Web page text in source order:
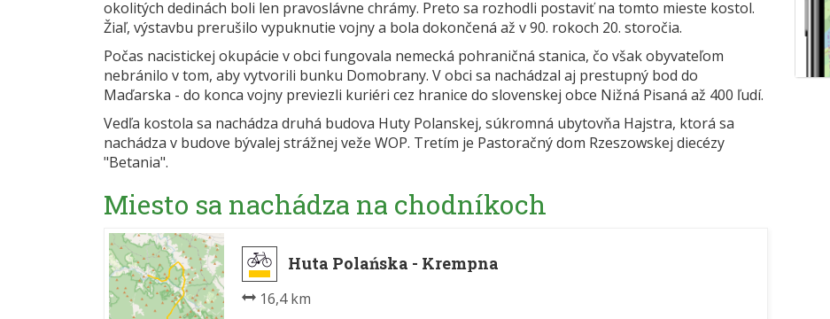
okolitých dedinách boli len pravoslávne chrámy. Preto sa rozhodli postaviť na tomto mieste kostol.
Žiaľ, výstavbu prerušilo vypuknutie vojny a bola dokončená až v 90. rokoch 20. storočia.
Počas nacistickej okupácie v obci fungovala nemecká pohraničná stanica, čo však obyvateľom
nebránilo v tom, aby vytvorili bunku Domobrany. V obci sa nachádzal aj prestupný bod do
Maďarska - do konca vojny previezli kuriéri cez hranice do slovenskej obce Nižná Pisaná až 400 ľudí.
Vedľa kostola sa nachádza druhá budova Huty Polanskej, súkromná ubytovňa Hajstra, ktorá sa
nachádza v budove bývalej strážnej veže WOP. Tretím je Pastoračný dom Rzeszowskej diecézy
"Betania".
Miesto sa nachádza na chodníkoch
Huta Polańska - Krempna
16,4 km